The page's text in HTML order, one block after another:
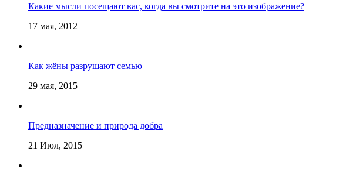
Какие мысли посещают вас, когда вы смотрите на это изображение?
17 мая, 2012
Как жёны разрушают семью
29 мая, 2015
Предназначение и природа добра
21 Июл, 2015